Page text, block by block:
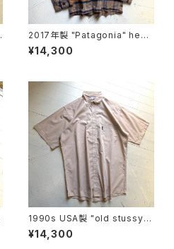
2017年製 "Patagonia" heav
y flannel shirt
¥14,300
1990s USA製 "old stussy"
S/S shirt
¥14,300